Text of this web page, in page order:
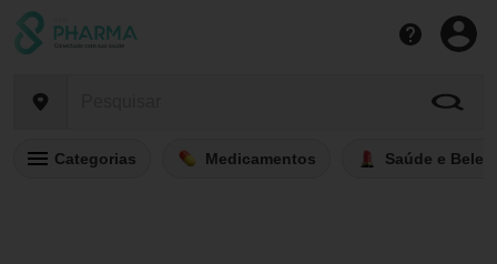
Categorias Medicamentos Saúde e